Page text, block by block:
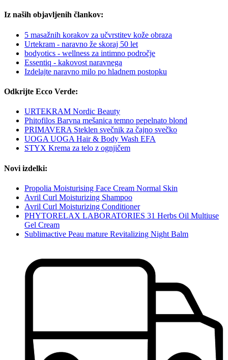
Iz naših objavljenih člankov:
5 masažnih korakov za učvrstitev kože obraza
Urtekram - naravno že skoraj 50 let
bodyotics - wellness za intimno področje
Essentiq - kakovost naravnega
Izdelajte naravno milo po hladnem postopku
Odkrijte Ecco Verde:
URTEKRAM Nordic Beauty
Phitofilos Barvna mešanica temno pepelnato blond
PRIMAVERA Steklen svečnik za čajno svečko
UOGA UOGA Hair & Body Wash EFA
STYX Krema za telo z ognjičem
Novi izdelki:
Propolia Moisturising Face Cream Normal Skin
Avril Curl Moisturizing Shampoo
Avril Curl Moisturizing Conditioner
PHYTORELAX LABORATORIES 31 Herbs Oil Multiuse
Gel Cream
Sublimactive Peau mature Revitalizing Night Balm